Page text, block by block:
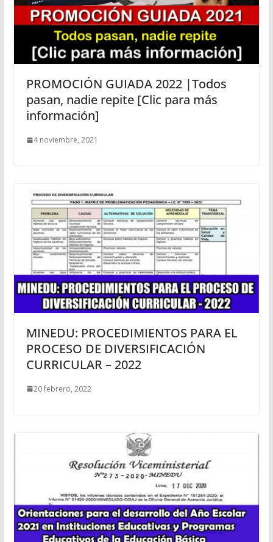
PROMOCIÓN GUIADA 2022 |Todos
pasan, nadie repite [Clic para más
información]
4 noviembre, 2021
MINEDU: PROCEDIMIENTOS PARA EL
PROCESO DE DIVERSIFICACIÓN
CURRICULAR – 2022
20 febrero, 2022